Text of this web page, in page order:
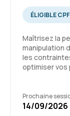
ÉLIGIBLE CPF
Maîtrisez la
manipulation
les
optimiser vos
Prochaine
14/09/2026